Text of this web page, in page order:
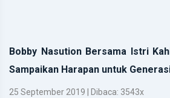
Bobby Nasution Bersama Istri
Sampaikan Harapan untuk
25 September 2019 | Dibaca: 3543x